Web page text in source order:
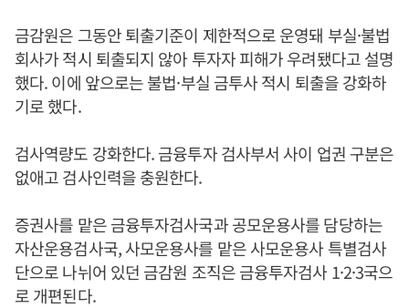
금감원은 그동안 퇴출기준이 제한적으로 운영돼 부실·불법
회사가 적시 퇴출되지 않아 투자자 피해가 우려됐다고 설명
했다. 이에 앞으로는 불법·부실 금투사 적시 퇴출을 강화하
기로 했다.
검사역량도 강화한다. 금융투자 검사부서 사이 업권 구분은
없애고 검사인력을 충원한다.
증권사를 맡은 금융투자검사국과 공모운용사를 담당하는
자산운용검사국, 사모운용사를 맡은 사모운용사 특별검사
단으로 나뉘어 있던 금감원 조직은 금융투자검사 1·2·3국으
로 개편된다.